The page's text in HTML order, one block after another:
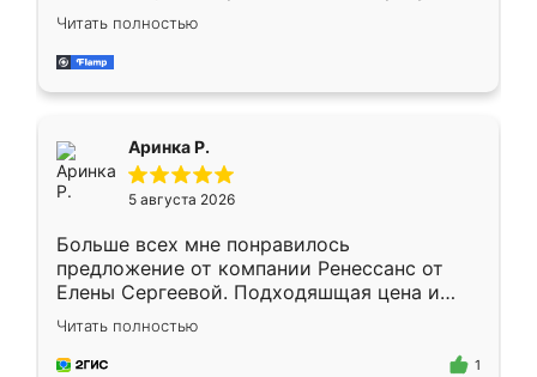
Замерщик приехал в субботу, подошёл к
делу со всей ответственностью. Собрали
за день, ребята работали аккуратно, даже
Читать полностью
Аринка Р.
5 августа 2026
Больше всех мне понравилось
предложение от компании Ренессанс от
Елены Сергеевой. Подходяшщая цена и
короткие сроки изготовления. Приехавший
для замера сотрудник Владислав
предложил по моему эскизу самый
Читать полностью
1